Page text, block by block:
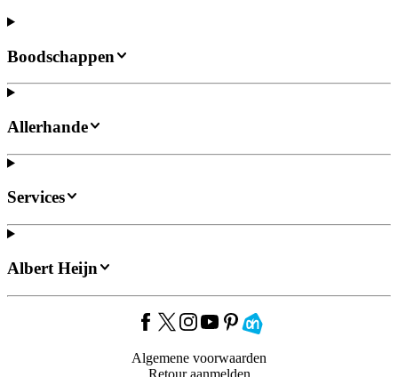
Boodschappen
Allerhande
Services
Albert Heijn
Algemene voorwaarden
Retour aanmelden